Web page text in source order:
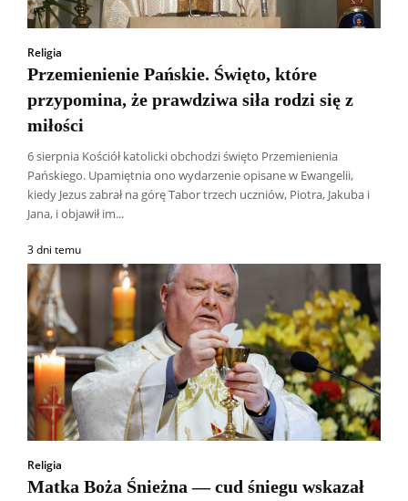
Religia
Przemienienie Pańskie. Święto, które
przypomina, że prawdziwa siła rodzi się z
miłości
6 sierpnia Kościół katolicki obchodzi święto Przemienienia
Pańskiego. Upamiętnia ono wydarzenie opisane w Ewangelii,
kiedy Jezus zabrał na górę Tabor trzech uczniów, Piotra, Jakuba i
Jana, i objawił im...
3 dni temu
Religia
Matka Boża Śnieżna — cud śniegu wskazał